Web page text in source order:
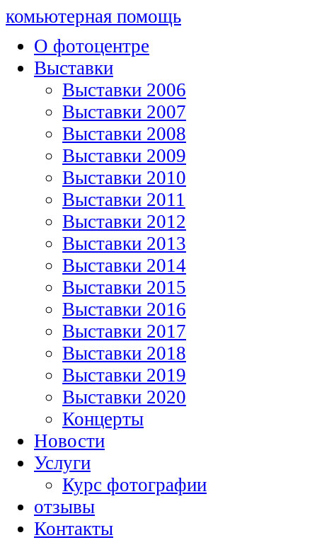
комьютерная помощь
О фотоцентре
Выставки
Выставки 2006
Выставки 2007
Выставки 2008
Выставки 2009
Выставки 2010
Выставки 2011
Выставки 2012
Выставки 2013
Выставки 2014
Выставки 2015
Выставки 2016
Выставки 2017
Выставки 2018
Выставки 2019
Выставки 2020
Концерты
Новости
Услуги
Курс фотографии
отзывы
Контакты